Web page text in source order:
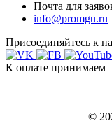
Почта для
info@promgu.ru
Присоединяйтесь к
К оплате принимаем
©